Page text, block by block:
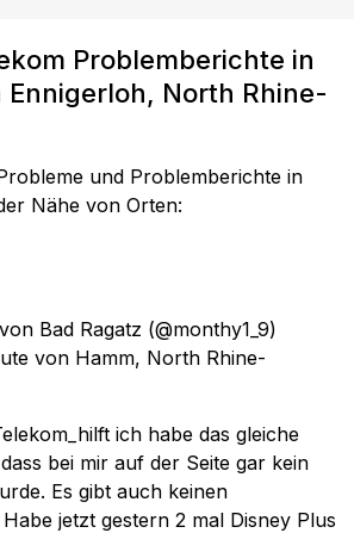
Problemberichte in
Ennigerloh, North Rhine-
und Problemberichte in
Nähe von Orten:
Bad Ragatz (@monthy1_9)
von Hamm, North Rhine-
ich habe das gleiche
bei mir auf der Seite gar kein
Es gibt auch keinen
jetzt gestern 2 mal Disney Plus